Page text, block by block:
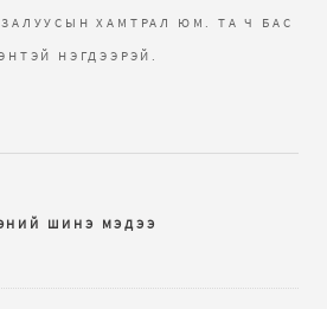
ХАМТРАЛ ЮМ. ТА Ч БАС
НЭГДЭЭРЭЙ.
ШИНЭ МЭДЭЭ